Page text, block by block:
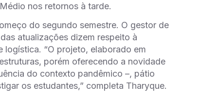
nos retornos à tarde.
do segundo semestre. O gestor de
atualizações dizem respeito à
logística. “O projeto, elaborado em
porém oferecendo a novidade
do contexto pandêmico –, pátio
os estudantes,” completa Tharyque.